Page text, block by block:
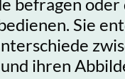
befragen oder
Sie
ihren